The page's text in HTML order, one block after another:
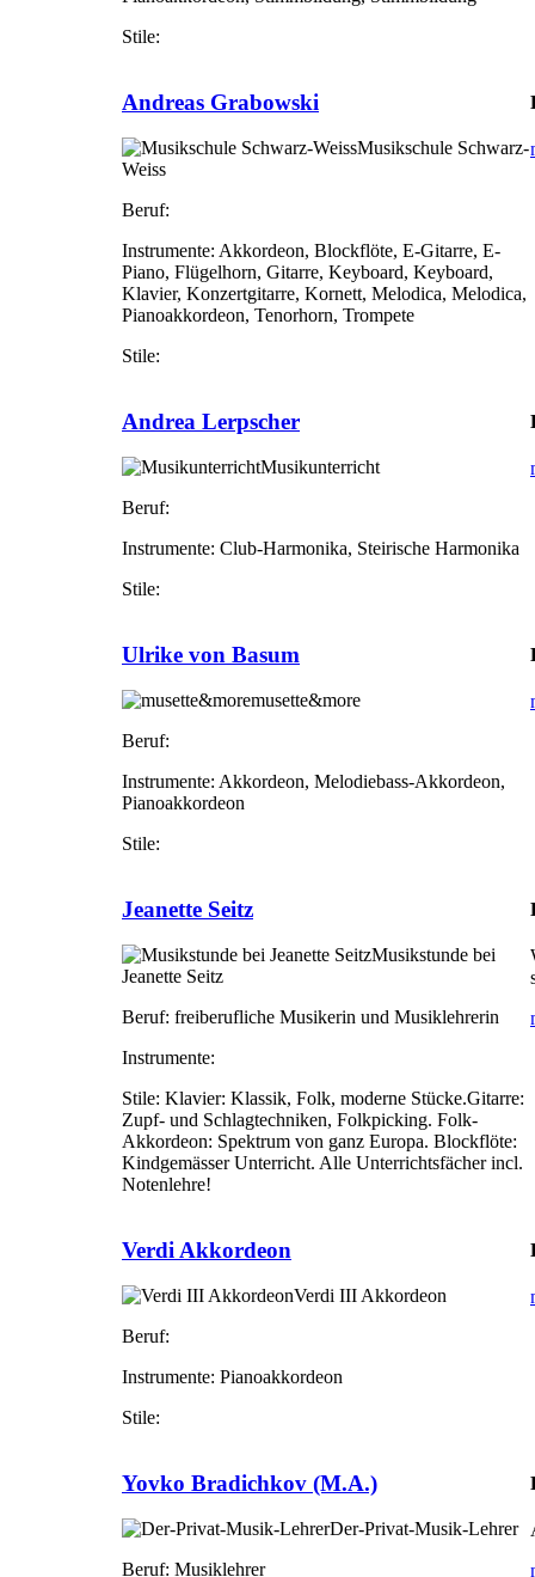
Stile:
Andreas Grabowski
Musikschule Schwarz-
Weiss
Beruf:
Instrumente: Akkordeon, Blockflöte, E-Gitarre, E-
Piano, Flügelhorn, Gitarre, Keyboard, Keyboard,
Klavier, Konzertgitarre, Kornett, Melodica, Melodica,
Pianoakkordeon, Tenorhorn, Trompete
Stile:
Andrea Lerpscher
Musikunterricht
Beruf:
Instrumente: Club-Harmonika, Steirische Harmonika
Stile:
Ulrike von Basum
musette&more
Beruf:
Instrumente: Akkordeon, Melodiebass-Akkordeon,
Pianoakkordeon
Stile:
Jeanette Seitz
Musikstunde bei
Jeanette Seitz
Beruf: freiberufliche Musikerin und Musiklehrerin
Instrumente:
Stile: Klavier: Klassik, Folk, moderne Stücke.Gitarre:
Zupf- und Schlagtechniken, Folkpicking. Folk-
Akkordeon: Spektrum von ganz Europa. Blockflöte:
Kindgemässer Unterricht. Alle Unterrichtsfächer incl.
Notenlehre!
Verdi Akkordeon
Verdi III Akkordeon
Beruf:
Instrumente: Pianoakkordeon
Stile:
Yovko Bradichkov (M.A.)
Der-Privat-Musik-Lehrer
Beruf: Musiklehrer